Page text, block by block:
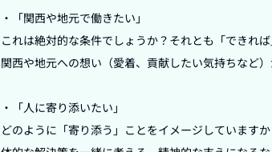
・「関西や地元で働きたい」
これは絶対的な条件でしょうか？それとも「できれ
関西や地元への想い（愛着、貢献したい気持ちなど
・「人に寄り添いたい」
どのように「寄り添う」ことをイメージしています